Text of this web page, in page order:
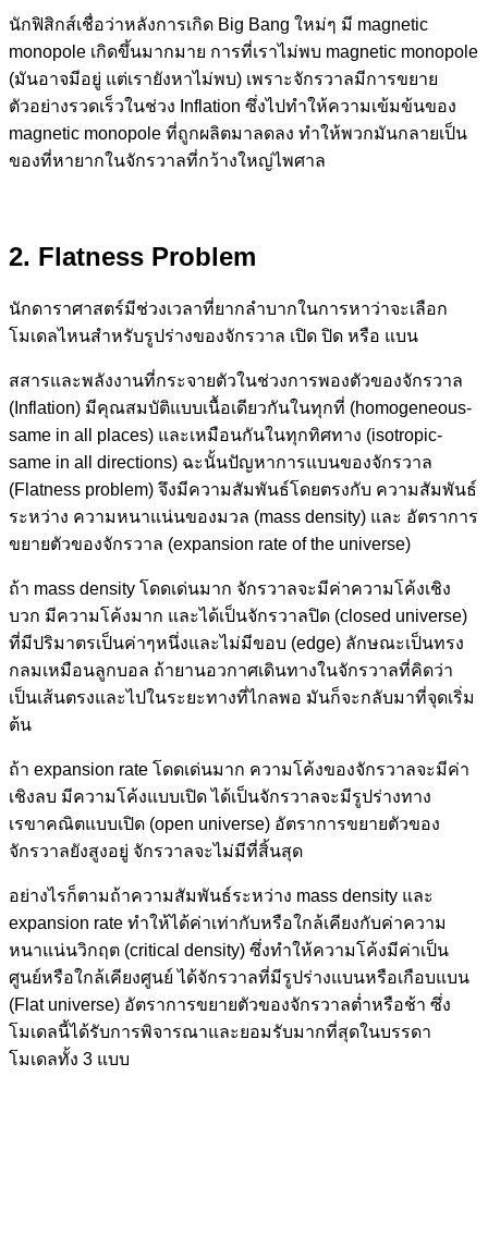
นักฟิสิกส์เชื่อว่าหลังการเกิด Big Bang ใหม่ๆ มี magnetic
monopole เกิดขึ้นมากมาย การที่เราไม่พบ magnetic monopole
(มันอาจมีอยู่ แต่เรายังหาไม่พบ) เพราะจักรวาลมีการขยาย
ตัวอย่างรวดเร็วในช่วง Inflation ซึ่งไปทำให้ความเข้มข้นของ
magnetic monopole ที่ถูกผลิตมาลดลง ทำให้พวกมันกลายเป็น
ของที่หายากในจักรวาลที่กว้างใหญ่ไพศาล
2. Flatness Problem
นักดาราศาสตร์มีช่วงเวลาที่ยากลำบากในการหาว่าจะเลือก
โมเดลไหนสำหรับรูปร่างของจักรวาล เปิด ปิด หรือ แบน
สสารและพลังงานที่กระจายตัวในช่วงการพองตัวของจักรวาล
(Inflation) มีคุณสมบัติแบบเนื้อเดียวกันในทุกที่ (homogeneous-
same in all places) และเหมือนกันในทุกทิศทาง (isotropic-
same in all directions) ฉะนั้นปัญหาการแบนของจักรวาล
(Flatness problem) จึงมีความสัมพันธ์โดยตรงกับ ความสัมพันธ์
ระหว่าง ความหนาแน่นของมวล (mass density) และ อัตราการ
ขยายตัวของจักรวาล (expansion rate of the universe)
ถ้า mass density โดดเด่นมาก จักรวาลจะมีค่าความโค้งเชิง
บวก มีความโค้งมาก และได้เป็นจักรวาลปิด (closed universe)
ที่มีปริมาตรเป็นค่าๆหนึ่งและไม่มีขอบ (edge) ลักษณะเป็นทรง
กลมเหมือนลูกบอล ถ้ายานอวกาศเดินทางในจักรวาลที่คิดว่า
เป็นเส้นตรงและไปในระยะทางที่ไกลพอ มันก็จะกลับมาที่จุดเริ่ม
ต้น
ถ้า expansion rate โดดเด่นมาก ความโค้งของจักรวาลจะมีค่า
เชิงลบ มีความโค้งแบบเปิด ได้เป็นจักรวาลจะมีรูปร่างทาง
เรขาคณิตแบบเปิด (open universe) อัตราการขยายตัวของ
จักรวาลยังสูงอยู่ จักรวาลจะไม่มีที่สิ้นสุด
อย่างไรก็ตามถ้าความสัมพันธ์ระหว่าง mass density และ
expansion rate ทำให้ได้ค่าเท่ากับหรือใกล้เคียงกับค่าความ
หนาแน่นวิกฤต (critical density) ซึ่งทำให้ความโค้งมีค่าเป็น
ศูนย์หรือใกล้เคียงศูนย์ ได้จักรวาลที่มีรูปร่างแบนหรือเกือบแบน
(Flat universe) อัตราการขยายตัวของจักรวาลต่ำหรือช้า ซึ่ง
โมเดลนี้ได้รับการพิจารณาและยอมรับมากที่สุดในบรรดา
โมเดลทั้ง 3 แบบ